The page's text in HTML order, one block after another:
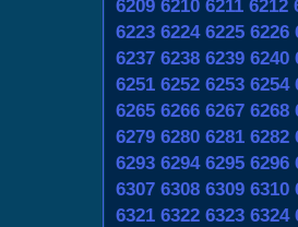
6209 6210 6211 6212
6223 6224 6225 6226
6237 6238 6239 6240
6251 6252 6253 6254
6265 6266 6267 6268
6279 6280 6281 6282
6293 6294 6295 6296
6307 6308 6309 6310
6321 6322 6323 6324